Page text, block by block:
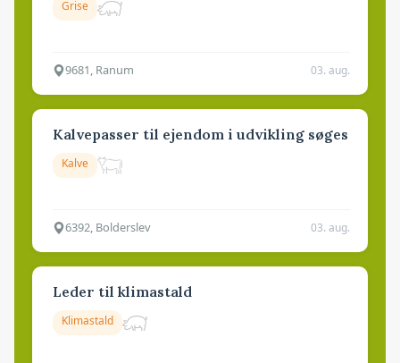
Grise
9681, Ranum 03. aug.
Kalvepasser til ejendom i udvikling søges
Kalve
6392, Bolderslev 03. aug.
Leder til klimastald
Klimastald